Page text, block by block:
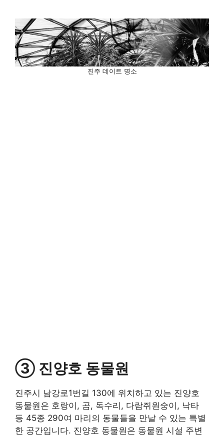
진주 데이트 명소
③ 진양호 동물원
진주시 남강로1번길 130에 위치하고 있는 진양호
동물원은 호랑이, 곰, 독수리, 다람쥐원숭이, 낙타
등 45종 290여 마리의 동물들을 만날 수 있는 특별
한 공간입니다. 진양호 동물원은 동물원 시설 주변